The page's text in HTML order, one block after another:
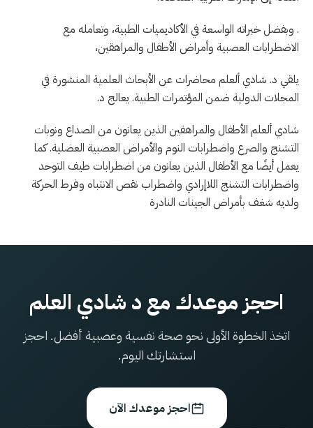
. وبفضل خبراته الواسعة في الأكاديميات الطبية، وتعامله مع
الاضطرابات العصبية وأمراض الأطفال والمراهقين،
يلقي د. شادي ألعلم محاضرات عن الأبحاث العلمية المنشورة في
المجلات الدولية ضمن المؤتمرات الطبية. يعالج د.
شادي ألعلم الأطفال والمراهقين الذين يعانون من الصداع ونوبات
التشنج والصرع واضطرابات النوم والأمراض العصبية العضلية. كما
يعمل أيضًا مع الأطفال الذين يعانون من اضطرابات طيف التوحد
واضطرابات التشنج اللاإرادي واضطراب نقص الانتباه وفرط الحركة
ولديه شغف بأمراض الجينات النادرة
احجز موعدك مع د شادي العلم
اتخذ الخطوة الأولى نحو صحة نفسية وعصبية أفضل. احجز
استشارتك اليوم.
احجز موعدك الآن